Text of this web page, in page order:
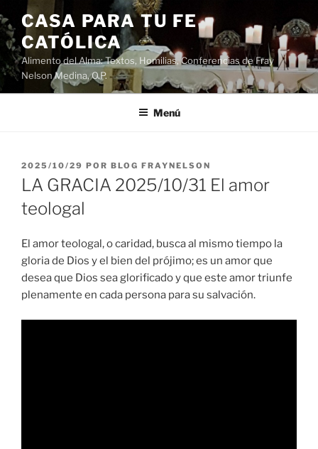
Saltar
al
contenido
CASA PARA TU FE
CATÓLICA
Alimento del Alma: Textos, Homilias, Conferencias de Fray
Nelson Medina, O.P.
Menú
PUBLICADO
EL
2025/10/29 POR BLOG FRAYNELSON
LA GRACIA 2025/10/31 El amor
teologal
El amor teologal, o caridad, busca al mismo tiempo la
gloria de Dios y el bien del prójimo; es un amor que
desea que Dios sea glorificado y que este amor triunfe
plenamente en cada persona para su salvación.